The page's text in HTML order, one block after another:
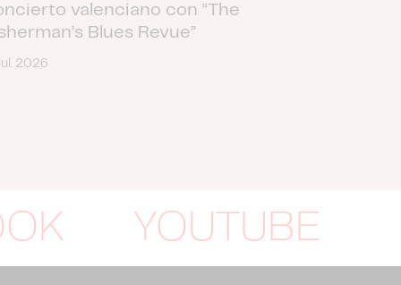
valenciano con “The
Blues Revue”
2026
YOUTUBE